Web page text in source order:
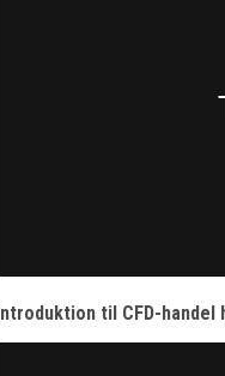
Introduktion til CFD-handel